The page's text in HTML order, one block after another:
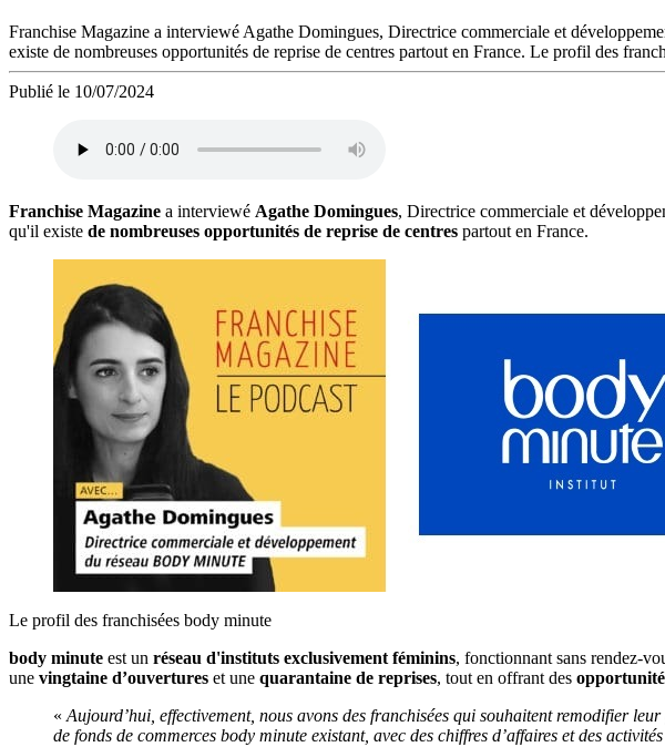
Franchise Magazine a interviewé Agathe Domingues, Directrice commerciale et
existe de nombreuses opportunités de reprise de centres partout en France. Le profil des
Publié le 10/07/2024
Franchise Magazine a interviewé Agathe Domingues, Directrice commerciale et
qu'il existe de nombreuses opportunités de reprise de centres partout en France.
Le profil des franchisées body minute
body minute est un réseau d'instituts exclusivement féminins, fonctionnant sans rendez-
une vingtaine d’ouvertures et une quarantaine de reprises, tout en offrant des
« Aujourd’hui, effectivement, nous avons des franchisées qui souhaitent remodifier
de fonds de commerces body minute existant, avec des chiffres d’affaires et des